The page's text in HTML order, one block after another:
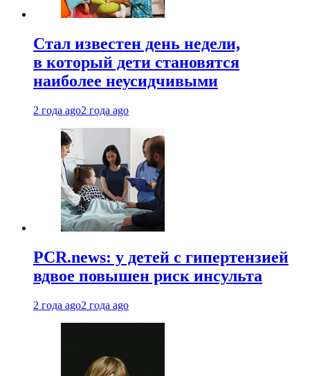
Стал известен день недели,
в который дети становятся
наиболее неусидчивыми
2 года ago2 года ago
PCR.news: у детей с гипертензией
вдвое повышен риск инсульта
2 года ago2 года ago